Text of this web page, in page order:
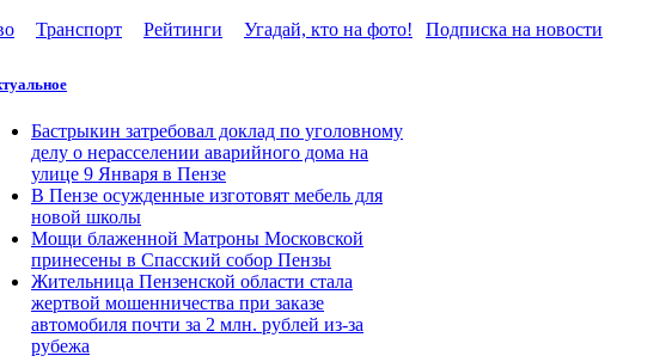
Транспорт Рейтинги Угадай, кто на фото! Подписка на новости
Бастрыкин затребовал доклад по уголовному
делу о нерасселении аварийного дома на
улице 9 Января в Пензе
В Пензе осужденные изготовят мебель для
новой школы
Мощи блаженной Матроны Московской
принесены в Спасский собор Пензы
Жительница Пензенской области стала
жертвой мошенничества при заказе
автомобиля почти за 2 млн. рублей из-за
рубежа